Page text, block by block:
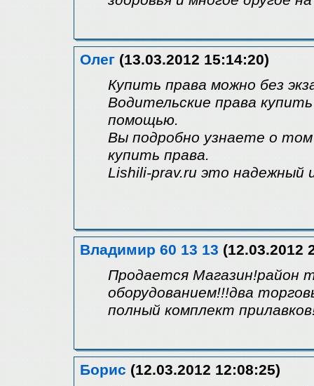
Олег (13.03.2012 15:14:20)
Купить права можно без
Водительские права
помощью.
Вы подробно узнаете о
купить права.
Lishili-prav.ru это надежный
Владимир 60 13 13 (12.03.2012
Продается Магазин!район
оборудованием!!!два
полный комплект
Борис (12.03.2012 12:08:25)